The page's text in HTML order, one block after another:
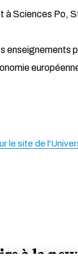
à Sciences Po,
enseignements
le site de
à la